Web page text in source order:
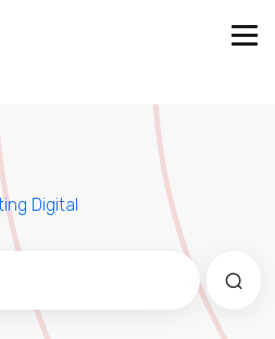
Digital
con una función de
porque el campo de